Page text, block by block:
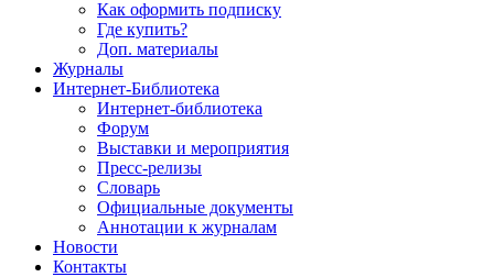
Как оформить подписку
Где купить?
Доп. материалы
Журналы
Интернет-Библиотека
Интернет-библиотека
Форум
Выставки и мероприятия
Пресс-релизы
Словарь
Официальные документы
Аннотации к журналам
Новости
Контакты